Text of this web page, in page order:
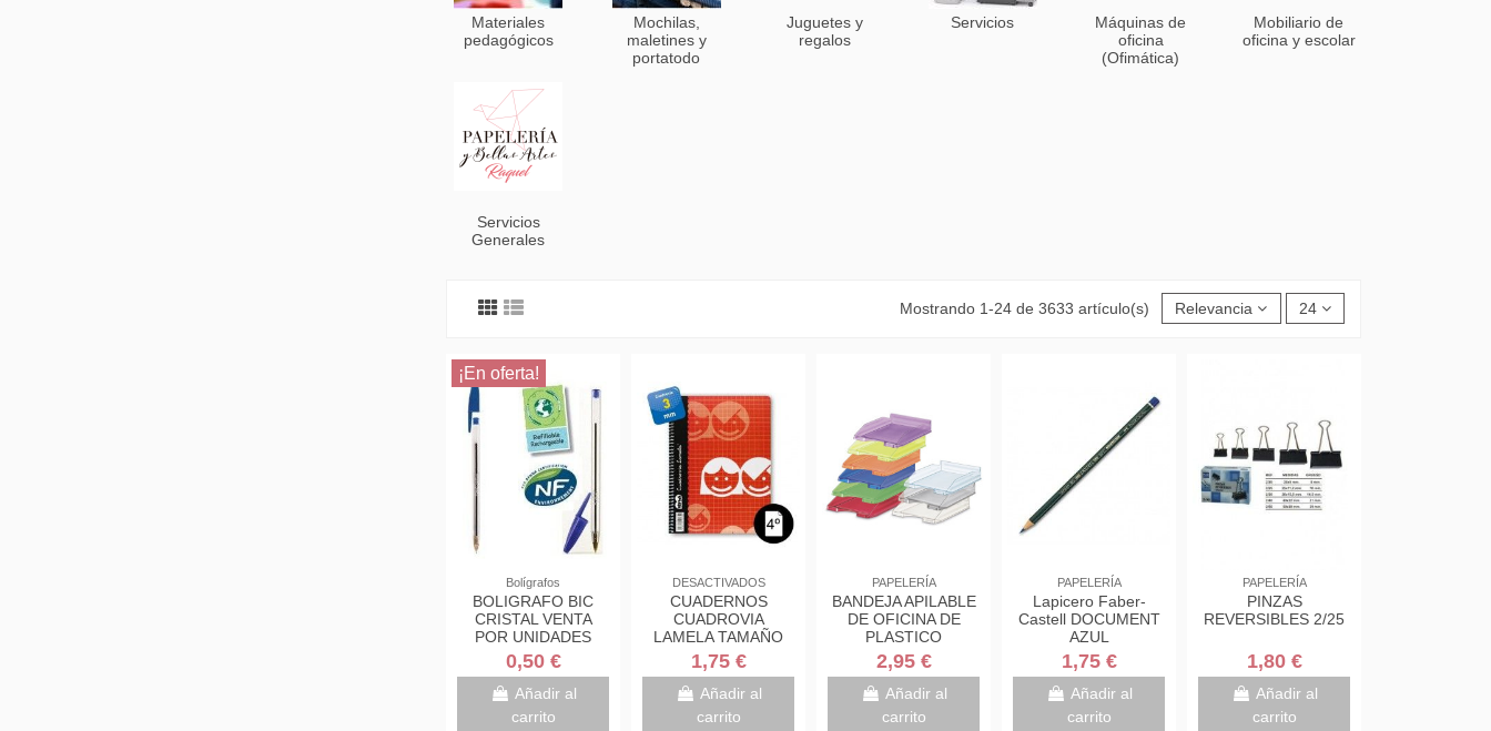
Materiales
pedagógicos
Mochilas,
maletines y
portatodo
Juguetes y
regalos
Servicios
Máquinas de
oficina
(Ofimática)
Mobiliario de
oficina y escolar
Servicios
Generales
Mostrando 1-24 de 3633 artículo(s) Relevancia 24
¡En oferta!
Bolígrafos
BOLIGRAFO BIC
CRISTAL VENTA
POR UNIDADES
0,50 €
Añadir al
carrito
DESACTIVADOS
CUADERNOS
CUADROVIA
LAMELA TAMAÑO
CUARTO CON
ESPIRAL
1,75 €
Añadir al
carrito
PAPELERÍA
BANDEJA APILABLE
DE OFICINA DE
PLASTICO
350X250X65 MM.
COLOR
TRANSPARENTE
FAIBO 93-23
2,95 €
Añadir al
carrito
PAPELERÍA
Lapicero Faber-
Castell DOCUMENT
AZUL
1,75 €
Añadir al
carrito
PAPELERÍA
PINZAS
REVERSIBLES 2/25
1,80 €
Añadir al
carrito